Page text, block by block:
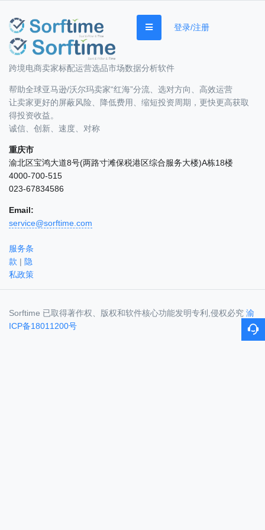
登录/注册
跨境电商卖家标配运营选品市场数据分析软件
帮助全球亚马逊/沃尔玛卖家“红海”分流、选对方向、高效运营
让卖家更好的屏蔽风险、降低费用、缩短投资周期，更快更高获取
得投资收益。
诚信、创新、速度、对称
重庆市
渝北区宝鸿大道8号(两路寸滩保税港区综合服务大楼)A栋18楼
4000-700-515
023-67834586
Email:
service@sorftime.com
服务条
款 | 隐
私政策
Sorftime 已取得著作权、版权和软件核心功能发明专利,侵权必究 渝
ICP备18011200号